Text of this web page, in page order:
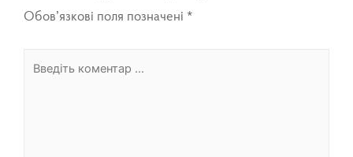
Обов’язкові поля позначені *